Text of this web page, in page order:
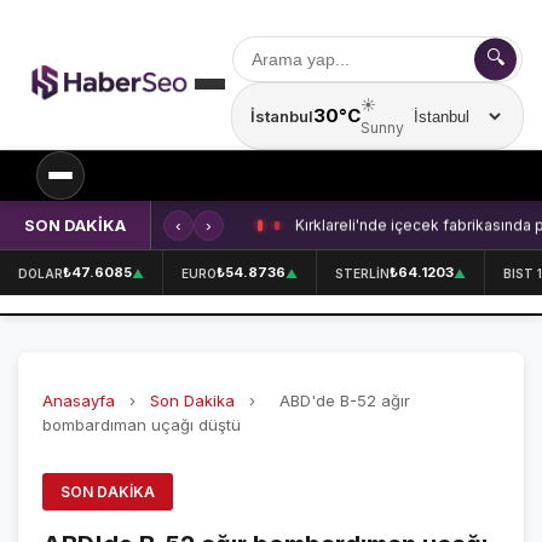
🔍
İstanbul30°C☀️
Sunny
Şehir seçin
SPOR
SPOR HABERLERİ
FENERBAHÇE
ÖZEL SAYFALAR
SON DAKİKA ‹ › Kırklareli'nde içecek fabrikasında
DOLAR₺47.6085▲ EURO₺54.8736▲ STERLİN₺64.1203▲ BIST
Anasayfa › Son Dakika ›
ABD'de B-52 ağır
bombardıman uçağı düştü
SON DAKIKA